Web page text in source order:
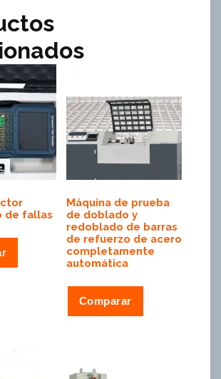
de fallas
Máquina de prueba
de doblado y
redoblado de barras
de refuerzo de acero
completamente
automática
Comparar